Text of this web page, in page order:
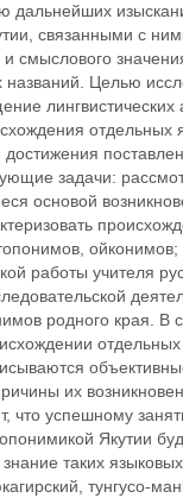
дальнейших
связанными с
смыслового
названий. Целью
лингвистических
отдельных
задачи:
основой
ойконимов;
работы учителя
родного края. В
их
что успешному
Якутии
таких
тунгусо-